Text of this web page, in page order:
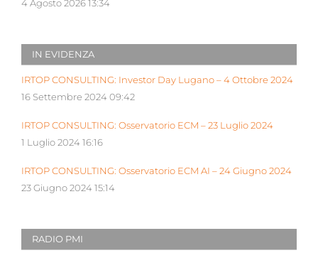
4 Agosto 2026 13:34
IN EVIDENZA
IRTOP CONSULTING: Investor Day Lugano – 4 Ottobre 2024
16 Settembre 2024 09:42
IRTOP CONSULTING: Osservatorio ECM – 23 Luglio 2024
1 Luglio 2024 16:16
IRTOP CONSULTING: Osservatorio ECM AI – 24 Giugno 2024
23 Giugno 2024 15:14
RADIO PMI